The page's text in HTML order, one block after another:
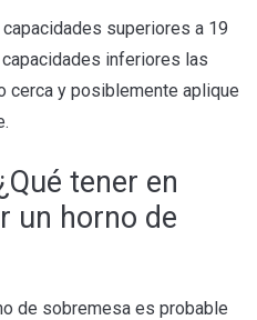
superiores a 19
inferiores las
cerca y posiblemente aplique
tener en
un horno de
de sobremesa es probable